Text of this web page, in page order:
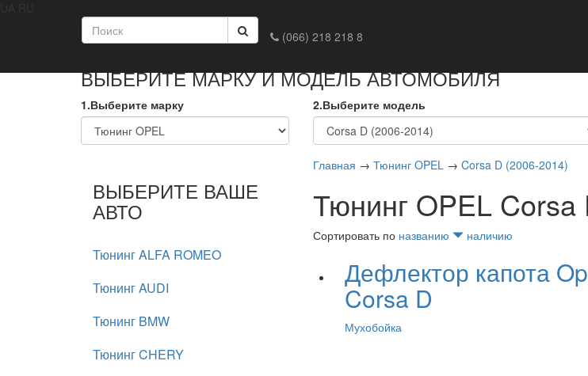
(066) 218 218 8
Доставка и оплата Обмен и возврат Контакты
ВЫБЕРИТЕ МАРКУ И МОДЕЛЬ АВТОМОБИЛЯ
1.Выберите марку 2.Выберите модель
ВЫБЕРИТЕ ВАШЕ
АВТО
Тюнинг ALFA ROMEO
Тюнинг AUDI
Тюнинг BMW
Тюнинг CHERY
Главная → Тюнинг OPEL → Corsa D (2006-2014)
Тюнинг OPEL Corsa
Сортировать по названию наличию
Дефлектор капота
Corsa D
Мухобойка